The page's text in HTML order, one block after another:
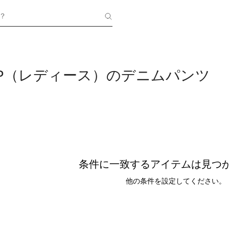
（レディース）のデニムパンツ
条件に一致するアイテムは見つ
他の条件を設定してください。